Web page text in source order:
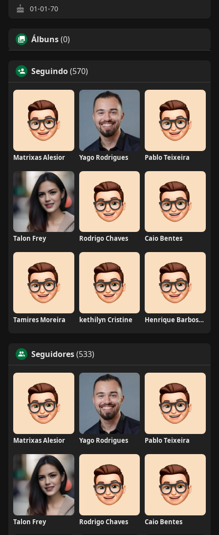
01-01-70
Álbuns(0)
Seguindo(570)
Matrixas Alesior Yago Rodrigues Pablo Teixeira
Talon Frey Rodrigo Chaves Caio Bentes
Tamires Moreira kethilyn Cristine Henrique Barbosa Yokobataki
Seguidores(533)
Matrixas Alesior Yago Rodrigues Pablo Teixeira
Talon Frey Rodrigo Chaves Caio Bentes